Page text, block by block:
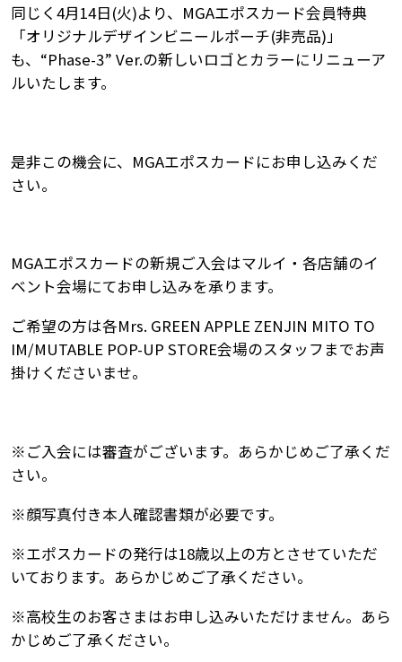
同じく4月14日(火)より、MGAエポスカード会員特典
「オリジナルデザインビニールポーチ(非売品)」
も、“Phase-3” Ver.の新しいロゴとカラーにリニューア
ルいたします。
是非この機会に、MGAエポスカードにお申し込みくだ
さい。
MGAエポスカードの新規ご入会はマルイ・各店舗のイ
ベント会場にてお申し込みを承ります。
ご希望の方は各Mrs. GREEN APPLE ZENJIN MITO TO
IM/MUTABLE POP-UP STORE会場のスタッフまでお声
掛けくださいませ。
※ご入会には審査がございます。あらかじめご了承くだ
さい。
※顔写真付き本人確認書類が必要です。
※エポスカードの発行は18歳以上の方とさせていただ
いております。あらかじめご了承ください。
※高校生のお客さまはお申し込みいただけません。あら
かじめご了承ください。